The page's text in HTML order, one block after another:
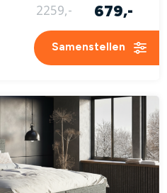
2259,- 679,-
Samenstellen